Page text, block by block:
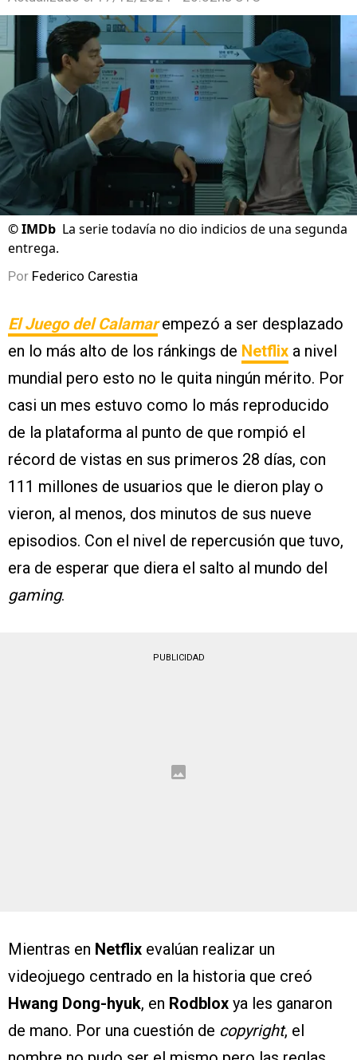
©IMDb La serie todavía no dio indicios de una segunda
entrega.
Por Federico Carestia
El Juego del Calamarempezó a ser desplazado
en lo más alto de los ránkings de Netflix a nivel
mundial pero esto no le quita ningún mérito. Por
casi un mes estuvo como lo más reproducido
de la plataforma al punto de que rompió el
récord de vistas en sus primeros 28 días, con
111 millones de usuarios que le dieron play o
vieron, al menos, dos minutos de sus nueve
episodios. Con el nivel de repercusión que tuvo,
era de esperar que diera el salto al mundo del
gaming.
PUBLICIDAD
Mientras en Netflix evalúan realizar un
videojuego centrado en la historia que creó
Hwang Dong-hyuk, en Rodblox ya les ganaron
de mano. Por una cuestión de copyright, el